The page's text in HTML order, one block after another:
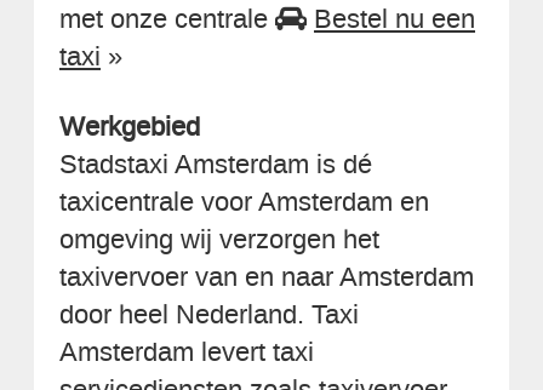
met onze centrale
Bestel nu een
taxi »
Werkgebied
Stadstaxi Amsterdam is dé
taxicentrale voor Amsterdam en
omgeving wij verzorgen het
taxivervoer van en naar Amsterdam
door heel Nederland. Taxi
Amsterdam levert taxi